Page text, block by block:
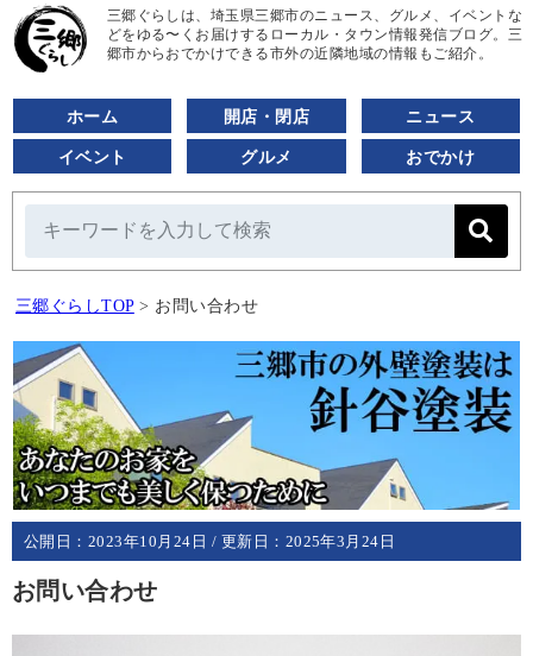
三郷ぐらしは、埼玉県三郷市のニュース、グルメ、イベントな
どをゆる〜くお届けするローカル・タウン情報発信ブログ。三
郷市からおでかけできる市外の近隣地域の情報もご紹介。
ホーム 開店・閉店 ニュース
イベント グルメ おでかけ
三郷ぐらしTOP > お問い合わせ
公開日： 2023年10月24日 / 更新日： 2025年3月24日
お問い合わせ